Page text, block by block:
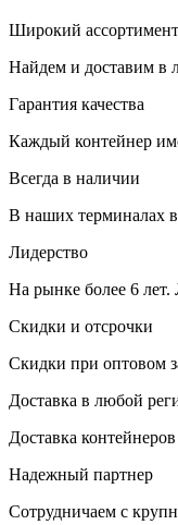
Широкий ассортимент
Найдем и доставим в
Гарантия качества
Каждый контейнер
Всегда в наличии
В наших терминалах
Лидерство
На рынке более 6 лет.
Скидки и отсрочки
Скидки при оптовом
Доставка в любой
Доставка
Надежный партнер
Сотрудничаем с